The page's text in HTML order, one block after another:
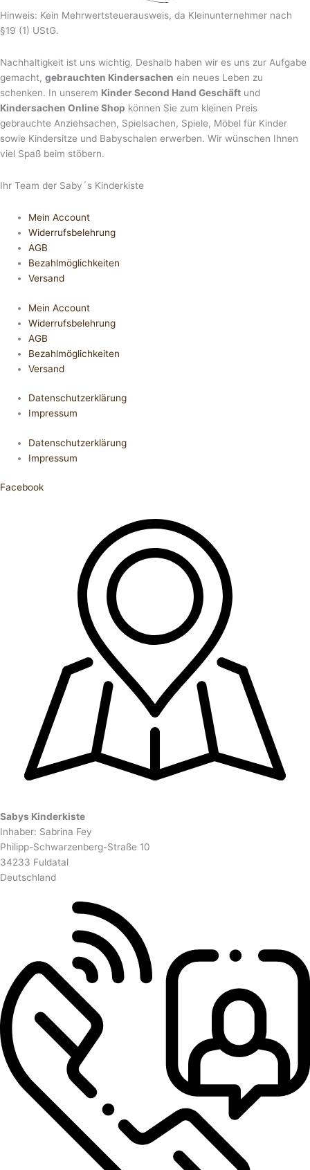
Hinweis: Kein Mehrwertsteuerausweis, da Kleinunternehmer nach
§19 (1) UStG.
Nachhaltigkeit ist uns wichtig. Deshalb haben wir es uns zur Aufgabe
gemacht, gebrauchten Kindersachen ein neues Leben zu
schenken. In unserem Kinder Second Hand Geschäft und
Kindersachen Online Shop können Sie zum kleinen Preis
gebrauchte Anziehsachen, Spiel­sachen, Spiele, Möbel für Kinder
sowie Kindersitze und Babyschalen erwerben. Wir wünschen Ihnen
viel Spaß beim stöbern.
Ihr Team der Saby´s Kinderkiste
Mein Account
Widerrufsbelehrung
AGB
Bezahlmöglichkeiten
Versand
Mein Account
Widerrufsbelehrung
AGB
Bezahlmöglichkeiten
Versand
Datenschutzerklärung
Impressum
Datenschutzerklärung
Impressum
Facebook
Sabys Kinderkiste
Inhaber: Sabrina Fey
Philipp-Schwarzenberg-Straße 10
34233 Fuldatal
Deutschland